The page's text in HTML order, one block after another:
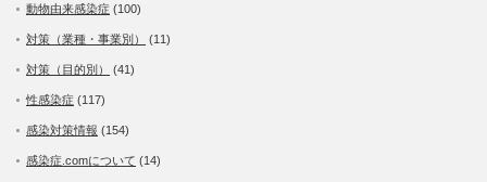
動物由来感染症 (100)
対策（業種・事業別） (11)
対策（目的別） (41)
性感染症 (117)
感染対策情報 (154)
感染症.comについて (14)